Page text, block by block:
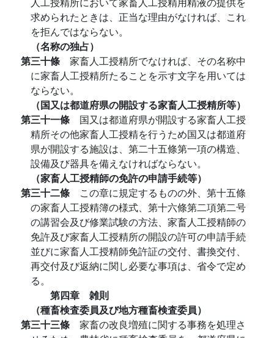
求められたときは、正当な理由がなければ、これ
を拒んではならない。
（名称の独占）
第三十條 家畜人工授精所でなければ、その名称中
に家畜人工授精所たることを示す文字を用いては
ならない。
（国又は都道府県の開設する家畜人工授精所等）
第三十一條 国又は都道府県が開設する家畜人工授
精所その他家畜人工授精を行うため国又は都道府
県が開設する施設は、第二十五條第一項の構造、
設備及び器具を備えなければならない。
（家畜人工授精師の免許の申請手続等）
第三十二條 この章に規定するものの外、第十五條
の家畜人工授精簿の様式、第十六條第二項第二号
の講習会及び修業試験の方法、家畜人工授精師の
免許及び家畜人工授精所の開設の許可の申請手続
並びに家畜人工授精師免許証の交付、書換交付、
再交付及び返納に関し必要な事項は、省令で定め
る。
第四章 雑則
（種畜検査委員及び地方種畜検査委員）
第三十三條 家畜の改良増殖に関する事務を処理さ